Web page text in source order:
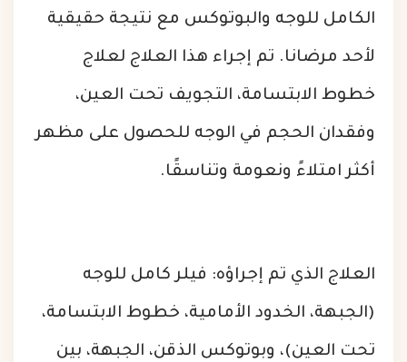
الكامل للوجه والبوتوكس مع نتيجة حقيقية
لأحد مرضانا. تم إجراء هذا العلاج لعلاج
خطوط الابتسامة، التجويف تحت العين،
وفقدان الحجم في الوجه للحصول على مظهر
أكثر امتلاءً ونعومة وتناسقًا.
العلاج الذي تم إجراؤه: فيلر كامل للوجه
(الجبهة، الخدود الأمامية، خطوط الابتسامة،
تحت العين)، وبوتوكس الذقن، الجبهة، بين